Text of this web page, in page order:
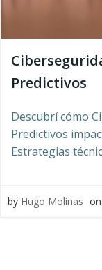
Predictivos
Descubrí cómo
Predictivos
Estrategias
by Hugo Molinas on